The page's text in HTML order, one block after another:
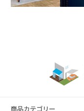
商品カテゴリー